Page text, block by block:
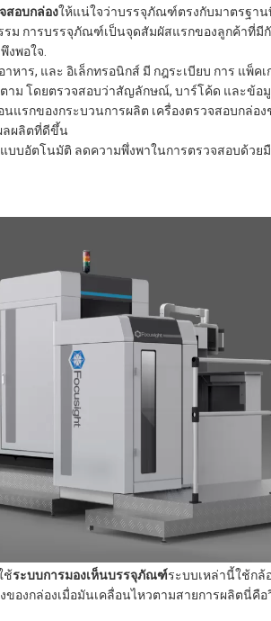
สอบกล่องให้แน่ใจว่าบรรจุภัณฑ์ตรงกับมาตรฐา
รม การบรรจุภัณฑ์เป็นจุดสัมผัสแรกของลูกค้าที่มี
พอใจ.
าหาร, และ อิเล็กทรอนิกส์ มี กฎระเบียบ การ แพ็คเ
าม โดยตรวจสอบว่าสัญลักษณ์, บาร์โค้ด และข้อ
แรกของกระบวนการผลิต เครื่องตรวจสอบกล่อ
ลผลิตที่ดีขึ้น
บบอัตโนมัติ ลดความพึ่งพาในการตรวจสอบด้วย
ช้ระบบการมองเห็นบรรจุภัณฑ์ระบบเหล่านี้ใช้กล้
องกล่องเมื่อมันเคลื่อนไหวตามสายการผลิตนี่คื